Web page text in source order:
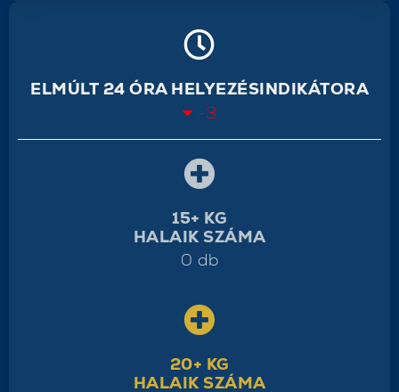
ELMÚLT 24 ÓRA HELYEZÉSINDIKÁTORA
-3
15+ KG
HALAIK SZÁMA
0 db
20+ KG
HALAIK SZÁMA